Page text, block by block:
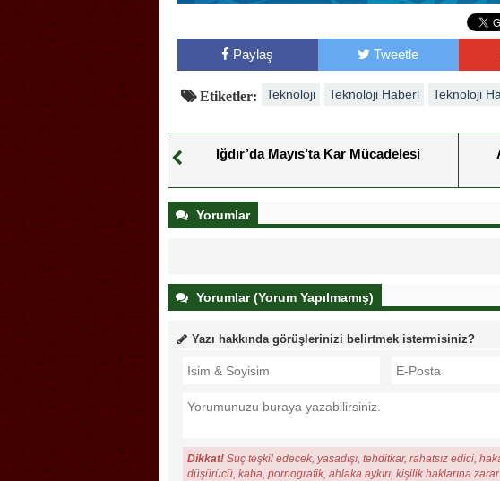
Paylaş Tweetle
Etiketler: Teknoloji Teknoloji Haberi Teknoloji
Iğdır’da Mayıs’ta Kar Mücadelesi
Yorumlar
Yorumlar (Yorum Yapılmamış)
Yazı hakkında görüşlerinizi belirtmek istermisiniz?
Dikkat! Suç teşkil edecek, yasadışı, tehditkar, rahatsız edici,
düşürücü, kaba, pornografik, ahlaka aykırı, kişilik haklarına